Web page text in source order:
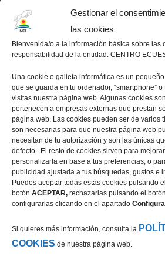
Gestionar el
las cookies
Bienvenida/o a la información básica sobre las
responsabilidad de la entidad: CENTRO
Una cookie o galleta informática es un
que se guarda en tu ordenador, “smartphone”
visitas nuestra página web. Algunas cookies
pertenecen a empresas externas que prestan
página web. Las cookies pueden ser de varios
son necesarias para que nuestra página web
necesitan de tu autorización y son las únicas
defecto. El resto de cookies sirven para
personalizarla en base a tus preferencias, o
publicidad ajustada a tus búsquedas, gustos e
Puedes aceptar todas estas cookies pulsando el
botón ACEPTAR, rechazarlas pulsando el botón
configurarlas clicando en el apartado
Si quieres más información, consulta la
COOKIES de nuestra página web.